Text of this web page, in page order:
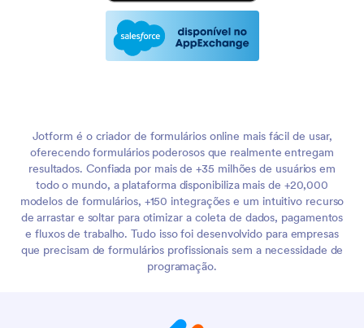
Jotform é o criador de formulários online mais fácil de usar,
oferecendo formulários poderosos que realmente entregam
resultados. Confiada por mais de +35 milhões de usuários em
todo o mundo, a plataforma disponibiliza mais de +20,000
modelos de formulários, +150 integrações e um intuitivo recurso
de arrastar e soltar para otimizar a coleta de dados, pagamentos
e fluxos de trabalho. Tudo isso foi desenvolvido para empresas
que precisam de formulários profissionais sem a necessidade de
programação.